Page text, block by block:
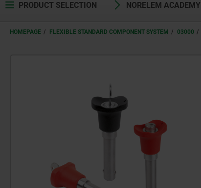
PRODUCT SELECTION NORELEM ACADEMY
HOMEPAGE FLEXIBLE STANDARD COMPONENT SYSTEM 03000